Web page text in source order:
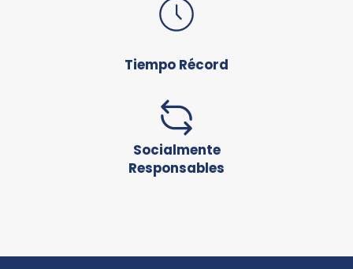
Tiempo Récord
Socialmente
Responsables